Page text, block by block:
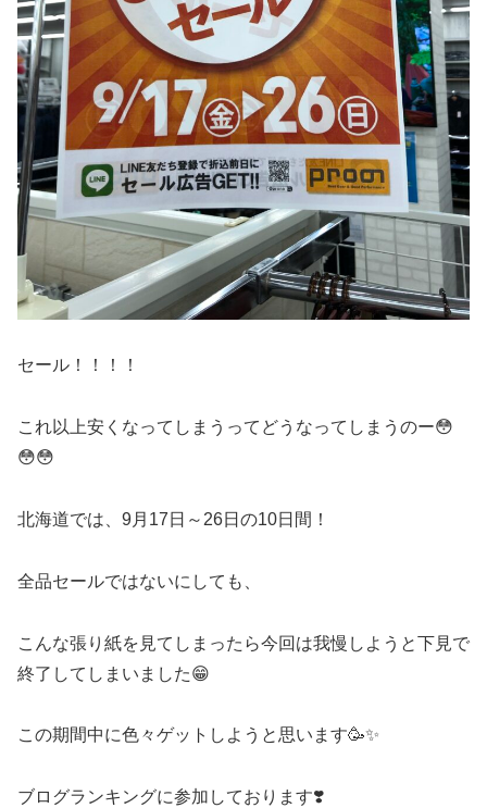
セール！！！！
これ以上安くなってしまうってどうなってしまうのー😳
😳😳
北海道では、9月17日～26日の10日間！
全品セールではないにしても、
こんな張り紙を見てしまったら今回は我慢しようと下見で
終了してしまいました😁
この期間中に色々ゲットしようと思います🥳✨
ブログランキングに参加しております❣️